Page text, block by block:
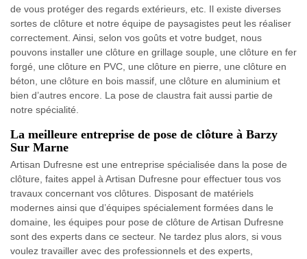
de vous protéger des regards extérieurs, etc. Il existe diverses
sortes de clôture et notre équipe de paysagistes peut les réaliser
correctement. Ainsi, selon vos goûts et votre budget, nous
pouvons installer une clôture en grillage souple, une clôture en fer
forgé, une clôture en PVC, une clôture en pierre, une clôture en
béton, une clôture en bois massif, une clôture en aluminium et
bien d’autres encore. La pose de claustra fait aussi partie de
notre spécialité.
La meilleure entreprise de pose de clôture à Barzy
Sur Marne
Artisan Dufresne est une entreprise spécialisée dans la pose de
clôture, faites appel à Artisan Dufresne pour effectuer tous vos
travaux concernant vos clôtures. Disposant de matériels
modernes ainsi que d’équipes spécialement formées dans le
domaine, les équipes pour pose de clôture de Artisan Dufresne
sont des experts dans ce secteur. Ne tardez plus alors, si vous
voulez travailler avec des professionnels et des experts,